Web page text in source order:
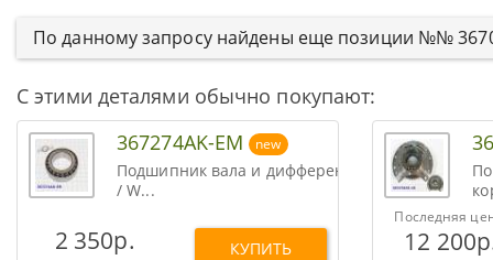
По данному запросу найдены еще позиции №№
С этими деталями обычно покупают:
367274AK-EM
new
Подшипник вала и дифференциала F4A42
/ W...
2 350р. КУПИТЬ
Последняя
12